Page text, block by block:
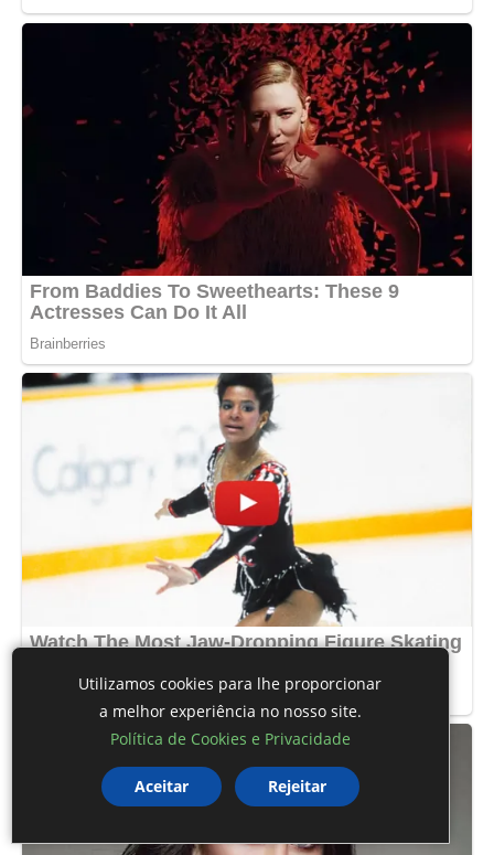
Utilizamos cookies para lhe proporcionar
a melhor experiência no nosso site.
Política de Cookies e Privacidade
Aceitar Rejeitar